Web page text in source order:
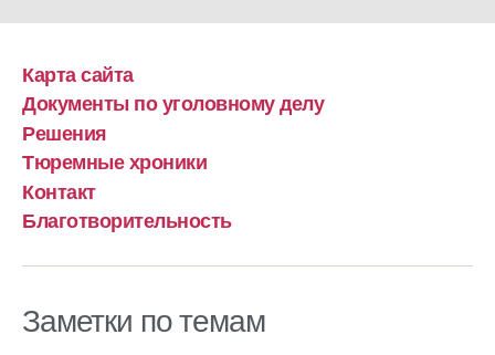
Карта сайта
Документы по уголовному делу
Решения
Тюремные хроники
Контакт
Благотворительность
Заметки по темам